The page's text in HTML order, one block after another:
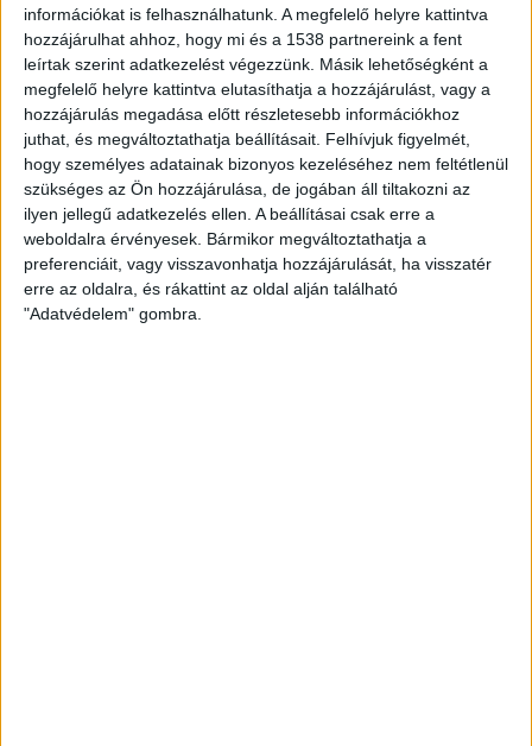
információkat is felhasználhatunk. A megfelelő helyre kattintva
hozzájárulhat ahhoz, hogy mi és a 1538 partnereink a fent
leírtak szerint adatkezelést végezzünk. Másik lehetőségként a
megfelelő helyre kattintva elutasíthatja a hozzájárulást, vagy a
hozzájárulás megadása előtt részletesebb információkhoz
juthat, és megváltoztathatja beállításait. Felhívjuk figyelmét,
hogy személyes adatainak bizonyos kezeléséhez nem feltétlenül
szükséges az Ön hozzájárulása, de jogában áll tiltakozni az
ilyen jellegű adatkezelés ellen. A beállításai csak erre a
weboldalra érvényesek. Bármikor megváltoztathatja a
preferenciáit, vagy visszavonhatja hozzájárulását, ha visszatér
erre az oldalra, és rákattint az oldal alján található
"Adatvédelem" gombra.
Kilencmillió alatt indul a legolcsóbb elektromos
Volkswagen